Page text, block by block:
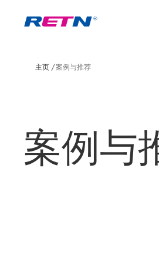
主页 案例与推荐
案例与